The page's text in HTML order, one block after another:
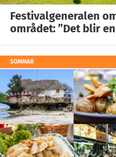
Festivalgeneralen
området: ”Det blir
SOMMAR